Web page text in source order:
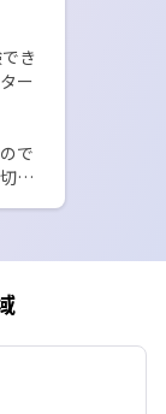
き
ー
で
は